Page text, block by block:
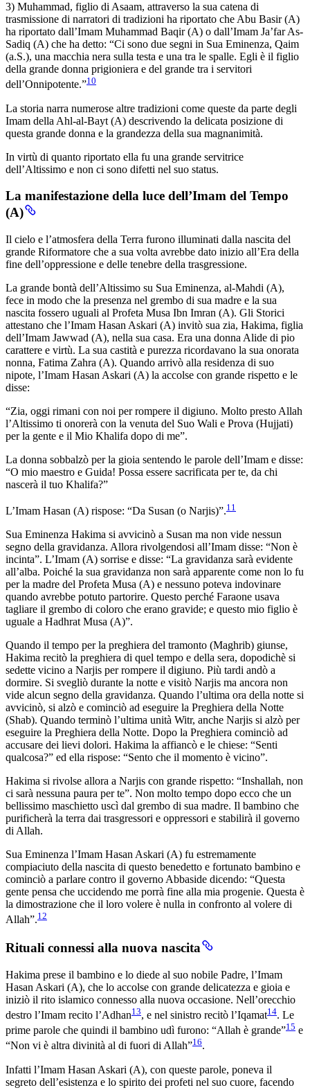
3) Muhammad, figlio di Asaam, attraverso la sua catena di
trasmissione di narratori di tradizioni ha riportato che Abu Basir (A)
ha riportato dall’Imam Muhammad Baqir (A) o dall’Imam Ja’far As-
Sadiq (A) che ha detto: “Ci sono due segni in Sua Eminenza, Qaim
(a.S.), una macchia nera sulla testa e una tra le spalle. Egli è il figlio
della grande donna prigioniera e del grande tra i servitori
dell’Onnipotente.”10
La storia narra numerose altre tradizioni come queste da parte degli
Imam della Ahl-al-Bayt (A) descrivendo la delicata posizione di
questa grande donna e la grandezza della sua magnanimità.
In virtù di quanto riportato ella fu una grande servitrice
dell’Altissimo e non ci sono difetti nel suo status.
La manifestazione della luce dell’Imam del Tempo
(A)
Il cielo e l’atmosfera della Terra furono illuminati dalla nascita del
grande Riformatore che a sua volta avrebbe dato inizio all’Era della
fine dell’oppressione e delle tenebre della trasgressione.
La grande bontà dell’Altissimo su Sua Eminenza, al-Mahdi (A),
fece in modo che la presenza nel grembo di sua madre e la sua
nascita fossero uguali al Profeta Musa Ibn Imran (A). Gli Storici
attestano che l’Imam Hasan Askari (A) invitò sua zia, Hakima, figlia
dell’Imam Jawwad (A), nella sua casa. Era una donna Alide di pio
carattere e virtù. La sua castità e purezza ricordavano la sua onorata
nonna, Fatima Zahra (A). Quando arrivò alla residenza di suo
nipote, l’Imam Hasan Askari (A) la accolse con grande rispetto e le
disse:
“Zia, oggi rimani con noi per rompere il digiuno. Molto presto Allah
l’Altissimo ti onorerà con la venuta del Suo Wali e Prova (Hujjati)
per la gente e il Mio Khalifa dopo di me”.
La donna sobbalzò per la gioia sentendo le parole dell’Imam e disse:
“O mio maestro e Guida! Possa essere sacrificata per te, da chi
nascerà il tuo Khalifa?”
L’Imam Hasan (A) rispose: “Da Susan (o Narjis)”.11
Sua Eminenza Hakima si avvicinò a Susan ma non vide nessun
segno della gravidanza. Allora rivolgendosi all’Imam disse: “Non è
incinta”. L’Imam (A) sorrise e disse: “La gravidanza sarà evidente
all’alba. Poiché la sua gravidanza non sarà apparente come non lo fu
per la madre del Profeta Musa (A) e nessuno poteva indovinare
quando avrebbe potuto partorire. Questo perché Faraone usava
tagliare il grembo di coloro che erano gravide; e questo mio figlio è
uguale a Hadhrat Musa (A)”.
Quando il tempo per la preghiera del tramonto (Maghrib) giunse,
Hakima recitò la preghiera di quel tempo e della sera, dopodichè si
sedette vicino a Narjis per rompere il digiuno. Più tardi andò a
dormire. Si svegliò durante la notte e visitò Narjis ma ancora non
vide alcun segno della gravidanza. Quando l’ultima ora della notte si
avvicinò, si alzò e cominciò ad eseguire la Preghiera della Notte
(Shab). Quando terminò l’ultima unità Witr, anche Narjis si alzò per
eseguire la Preghiera della Notte. Dopo la Preghiera cominciò ad
accusare dei lievi dolori. Hakima la affiancò e le chiese: “Senti
qualcosa?” ed ella rispose: “Sento che il momento è vicino”.
Hakima si rivolse allora a Narjis con grande rispetto: “Inshallah, non
ci sarà nessuna paura per te”. Non molto tempo dopo ecco che un
bellissimo maschietto uscì dal grembo di sua madre. Il bambino che
purificherà la terra dai trasgressori e oppressori e stabilirà il governo
di Allah.
Sua Eminenza l’Imam Hasan Askari (A) fu estremamente
compiaciuto della nascita di questo benedetto e fortunato bambino e
cominciò a parlare contro il governo Abbaside dicendo: “Questa
gente pensa che uccidendo me porrà fine alla mia progenie. Questa è
la dimostrazione che il loro volere è nulla in confronto al volere di
Allah”.12
Rituali connessi alla nuova nascita
Hakima prese il bambino e lo diede al suo nobile Padre, l’Imam
Hasan Askari (A), che lo accolse con grande delicatezza e gioia e
iniziò il rito islamico connesso alla nuova occasione. Nell’orecchio
destro l’Imam recito l’Adhan13, e nel sinistro recitò l’Iqamat14. Le
prime parole che quindi il bambino udì furono: “Allah è grande”15 e
“Non vi è altra divinità al di fuori di Allah”16.
Infatti l’Imam Hasan Askari (A), con queste parole, poneva il
segreto dell’esistenza e lo spirito dei profeti nel suo cuore, facendo